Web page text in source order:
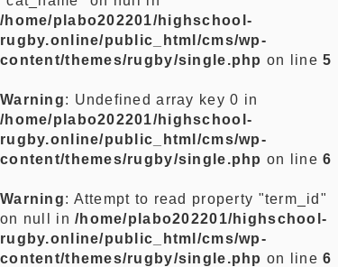
お問い合わせ
/home/plabo202201/highschool-
rugby.online/public_html/cms/wp-
content/themes/rugby/single.php on line5
Warning: Undefined array key 0 in
/home/plabo202201/highschool-
rugby.online/public_html/cms/wp-
content/themes/rugby/single.php on line6
Warning: Attempt to read property "term_id"
on null in/home/plabo202201/highschool-
rugby.online/public_html/cms/wp-
content/themes/rugby/single.php on line6